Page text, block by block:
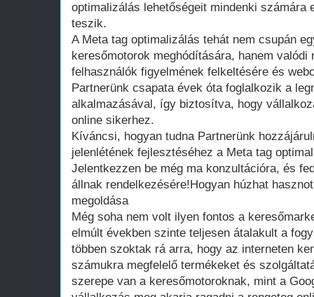
optimalizálás lehetőségeit mindenki számára
teszik.
A Meta tag optimalizálás tehát nem csupán
keresőmotorok meghódítására, hanem
felhasználók figyelmének felkeltésére és
Partnerünk csapata évek óta foglalkozik a
alkalmazásával, így biztosítva, hogy
online sikerhez.
Kíváncsi, hogyan tudna Partnerünk
jelenlétének fejlesztéséhez a Meta tag
Jelentkezzen be még ma konzultációra, és
állnak rendelkezésére!Hogyan húzhat
megoldása
Még soha nem volt ilyen fontos a
elmúlt években szinte teljesen átalakult a
többen szoktak rá arra, hogy az interneten
számukra megfelelő termékeket és
szerepe van a keresőmotoroknak, mint a